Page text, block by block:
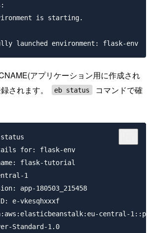
is starting.
アプリケーション用に作成され
されます。
eb status
コマンドで確
for: flask-env
flask-tutorial
1
app-180503_215458
e-vkesqhxxxf
central-
Standard-1.0